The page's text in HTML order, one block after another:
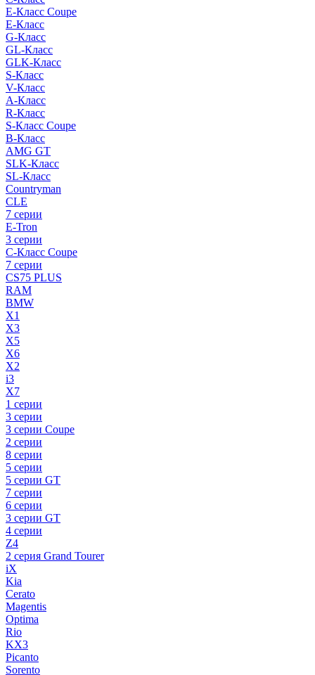
E-Класс Coupe
E-Класс
G-Класс
GL-Класс
GLK-Класс
S-Класс
V-Класс
A-Класс
R-Класс
S-Класс Сoupe
B-Класс
AMG GT
SLK-Класс
SL-Класс
Countryman
CLE
7 серии
E-Tron
3 серии
C-Класс Coupe
7 серии
CS75 PLUS
RAM
BMW
X1
X3
X5
X6
X2
i3
X7
1 серии
3 серии
3 серии Coupe
2 серии
8 серии
5 серии
5 серии GT
7 серии
6 серии
3 серии GT
4 серии
Z4
2 серия Grand Tourer
iX
Kia
Cerato
Magentis
Optima
Rio
KX3
Picanto
Sorento